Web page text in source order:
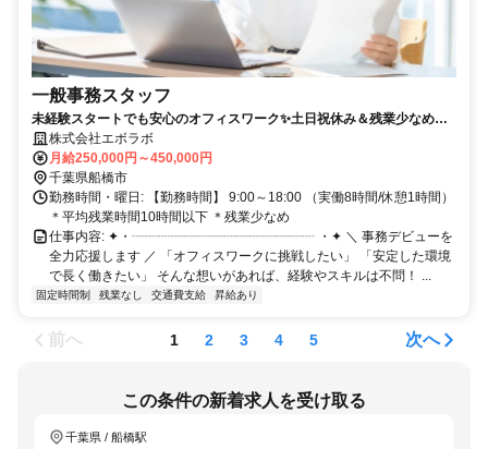
一般事務スタッフ
未経験スタートでも安心のオフィスワーク✨土日祝休み＆残業少なめ！
基礎からスキルを身につけてキャリアアップも◎
株式会社エボラボ
月給250,000円～450,000円
千葉県船橋市
勤務時間・曜日: 【勤務時間】 9:00～18:00 （実働8時間/休憩1時間）
＊平均残業時間10時間以下 ＊残業少なめ
仕事内容: ✦・┈┈┈┈┈┈┈┈┈┈┈┈┈┈ ・✦ ＼ 事務デビューを
全力応援します ／ 「オフィスワークに挑戦したい」 「安定した環境
で長く働きたい」 そんな想いがあれば、経験やスキルは不問！ ...
固定時間制 残業なし 交通費支給 昇給あり
前へ 1 2 3 4 5 次へ
この条件の新着求人を受け取る
千葉県 / 船橋駅